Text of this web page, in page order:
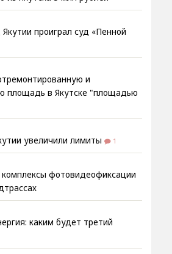
проиграл суд «Пенной
и
площадь в Якутске "площадью
увеличили лимиты 1
фотовидеофиксации
каким будет третий